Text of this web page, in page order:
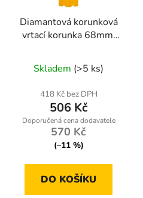
Diamantová korunková
vrtací korunka 68mm,
Skladem (>5 ks)
418 Kč bez DPH
506 Kč
570 Kč
(–11 %)
DO KOŠÍKU